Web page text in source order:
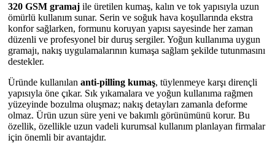
320 GSM gramaj ile üretilen kumaş, kalın ve tok yapısıyla uzun
ömürlü kullanım sunar. Serin ve soğuk hava koşullarında ekstra
konfor sağlarken, formunu koruyan yapısı sayesinde her zaman
düzenli ve profesyonel bir duruş sergiler. Yoğun kullanıma uygun
gramajı, nakış uygulamalarının kumaşa sağlam şekilde tutunmasını
destekler.
Üründe kullanılan anti-pilling kumaş, tüylenmeye karşı dirençli
yapısıyla öne çıkar. Sık yıkamalara ve yoğun kullanıma rağmen
yüzeyinde bozulma oluşmaz; nakış detayları zamanla deforme
olmaz. Ürün uzun süre yeni ve bakımlı görünümünü korur. Bu
özellik, özellikle uzun vadeli kurumsal kullanım planlayan firmalar
için önemli bir avantajdır.